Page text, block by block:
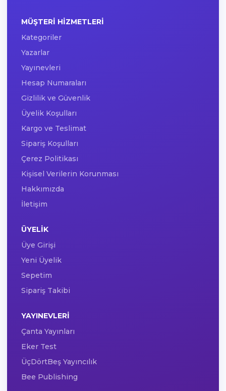
MÜŞTERI HIZMETLERI
Kategoriler
Yazarlar
Yayınevleri
Hesap Numaraları
Gizlilik ve Güvenlik
Üyelik Koşulları
Kargo ve Teslimat
Sipariş Koşulları
Çerez Politikası
Kişisel Verilerin Korunması
Hakkımızda
İletişim
ÜYELIK
Üye Girişi
Yeni Üyelik
Sepetim
Sipariş Takibi
YAYINEVLERI
Çanta Yayınları
Eker Test
ÜçDörtBeş Yayıncılık
Bee Publishing